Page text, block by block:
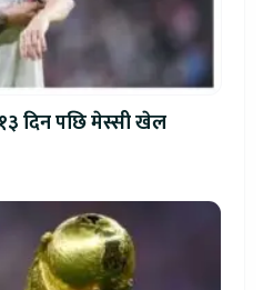
दिन पछि मेस्सी खेल